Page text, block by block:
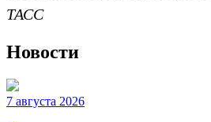
ТАСС
Новости
7 августа 2026